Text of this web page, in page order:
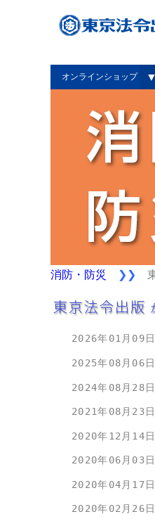
オンラインショップ ▼
消防・防災 ❯❯
2026年01月09日
2025年08月06日
2024年08月28日
2021年08月23日
2020年12月14日
2020年06月03日
2020年04月17日
2020年02月26日